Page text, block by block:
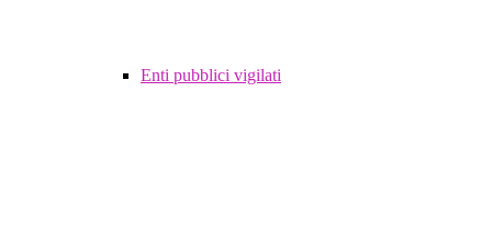
Enti pubblici vigilati